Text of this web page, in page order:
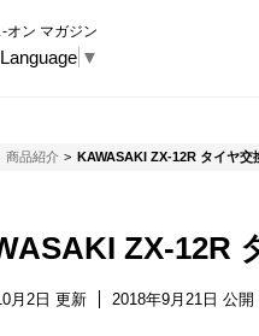
オン マガジン
▼
ON マガジン
商品紹介 KAWASAKI ZX-12R タイヤ交
ZX-12R
月2日 更新 2018年9月21日 公開